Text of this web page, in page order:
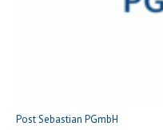
Post Sebastian PGmbH